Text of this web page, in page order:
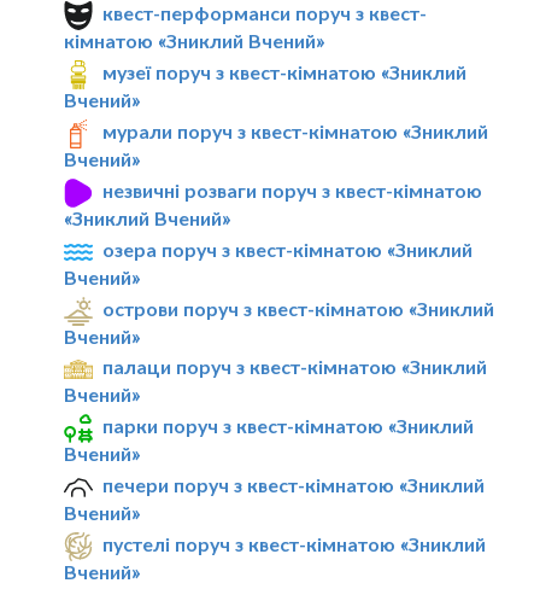
квест-перформанси поруч з квест-
кімнатою «Зниклий Вчений»
музеї поруч з квест-кімнатою «Зниклий
Вчений»
мурали поруч з квест-кімнатою «Зниклий
Вчений»
незвичні розваги поруч з квест-кімнатою
«Зниклий Вчений»
озера поруч з квест-кімнатою «Зниклий
Вчений»
острови поруч з квест-кімнатою «Зниклий
Вчений»
палаци поруч з квест-кімнатою «Зниклий
Вчений»
парки поруч з квест-кімнатою «Зниклий
Вчений»
печери поруч з квест-кімнатою «Зниклий
Вчений»
пустелі поруч з квест-кімнатою «Зниклий
Вчений»